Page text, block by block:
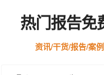
热门报告免
资讯/干货/报告/案
29岁的青年人口占人口总数
推动了埃及电子商务市场的
持续高速增长。而在疫情